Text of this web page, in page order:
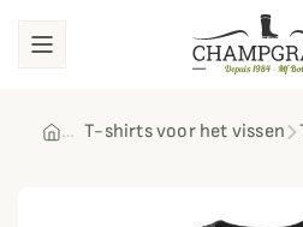
T-shirts voor het vissen